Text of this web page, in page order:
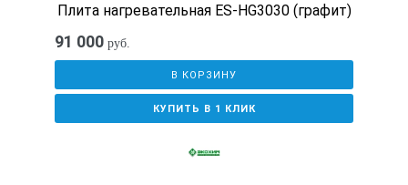
Плита нагревательная ES-HG3030 (графит)
91 000 руб.
В КОРЗИНУ
КУПИТЬ В 1 КЛИК